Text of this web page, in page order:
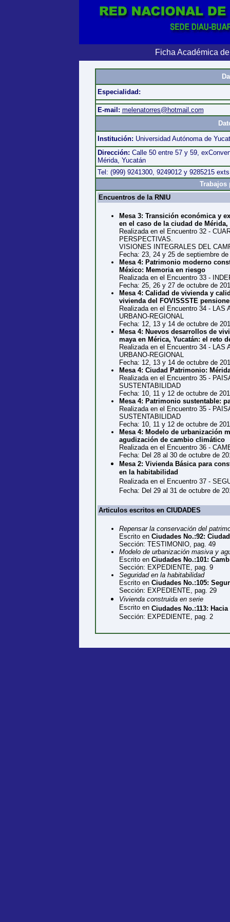
Ficha Académica
Especialidad:
E-mail: melenatorres@hotmail.com
Institución: Universidad Autónoma de
Dirección: Calle 50 entre 57 y 59,
Mérida, Yucatán
Tel: (999) 9241300, 9249012 y 9285215
Trabajos
Encuentros de la RNIU
Mesa 3: Transición económica y
en el caso de la ciudad de Mérida,
Realizada en el Encuentro 32 -
PERSPECTIVAS.
VISIONES INTEGRALES DEL
Fecha: 23, 24 y 25 de septiembre de
Mesa 4: Patrimonio moderno
México: Memoria en riesgo
Realizada en el Encuentro 33 -
Fecha: 25, 26 y 27 de octubre de
Mesa 4: Calidad de vivienda y
vivienda del FOVISSSTE
Realizada en el Encuentro 34 - LAS
URBANO-REGIONAL
Fecha: 12, 13 y 14 de octubre de
Mesa 4: Nuevos desarrollos de
maya en Mérica, Yucatán: el reto
Realizada en el Encuentro 34 - LAS
URBANO-REGIONAL
Fecha: 12, 13 y 14 de octubre de
Mesa 4: Ciudad Patrimonio:
Realizada en el Encuentro 35 -
SUSTENTABILIDAD
Fecha: 10, 11 y 12 de octubre de
Mesa 4: Patrimonio sustentable:
Realizada en el Encuentro 35 -
SUSTENTABILIDAD
Fecha: 10, 11 y 12 de octubre de
Mesa 4: Modelo de urbanización
agudización de cambio climático
Realizada en el Encuentro 36 -
Fecha: Del 28 al 30 de octubre de
Mesa 2: Vivienda Básica para
en la habitabilidad
Realizada en el Encuentro 37 -
Fecha: Del 29 al 31 de octubre de
Articulos escritos en CIUDADES
Repensar la conservación del
Escrito en Ciudades No.:92:
Sección: TESTIMONIO, pag. 49
Modelo de urbanización masiva y
Escrito en Ciudades No.:101:
Sección: EXPEDIENTE, pag. 9
Seguridad en la habitabilidad
Escrito en Ciudades No.:105:
Sección: EXPEDIENTE, pag. 29
Vivienda construida en serie
Escrito en Ciudades No.:113:
Sección: EXPEDIENTE, pag. 2